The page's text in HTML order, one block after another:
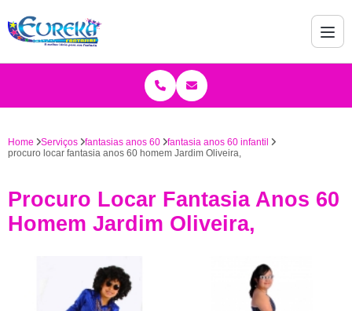
Home Serviços fantasias anos 60
fantasia anos 60 infantil
procuro locar fantasia anos 60 homem Jardim Oliveira,
Procuro Locar Fantasia Anos 60
Homem Jardim Oliveira,